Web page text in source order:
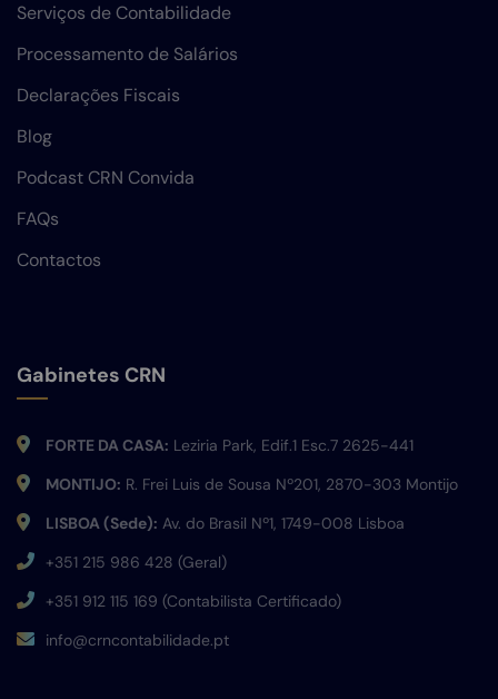
Serviços de Contabilidade
Processamento de Salários
Declarações Fiscais
Blog
Podcast CRN Convida
FAQs
Contactos
Gabinetes CRN
FORTE DA CASA: Leziria Park, Edif.1 Esc.7 2625-441
MONTIJO: R. Frei Luis de Sousa Nº201, 2870-303 Montijo
LISBOA (Sede): Av. do Brasil Nº1, 1749-008 Lisboa
+351 215 986 428 (Geral)
+351 912 115 169 (Contabilista Certificado)
info@crncontabilidade.pt